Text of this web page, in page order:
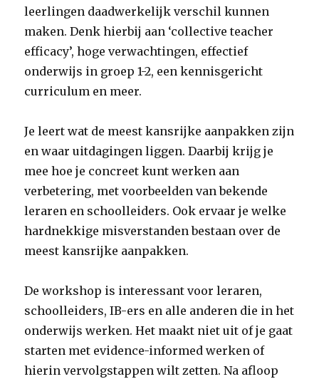
leerlingen daadwerkelijk verschil kunnen
maken. Denk hierbij aan ‘collective teacher
efficacy’, hoge verwachtingen, effectief
onderwijs in groep 1-2, een kennisgericht
curriculum en meer.
Je leert wat de meest kansrijke aanpakken zijn
en waar uitdagingen liggen. Daarbij krijg je
mee hoe je concreet kunt werken aan
verbetering, met voorbeelden van bekende
leraren en schoolleiders. Ook ervaar je welke
hardnekkige misverstanden bestaan over de
meest kansrijke aanpakken.
De workshop is interessant voor leraren,
schoolleiders, IB-ers en alle anderen die in het
onderwijs werken. Het maakt niet uit of je gaat
starten met evidence-informed werken of
hierin vervolgstappen wilt zetten. Na afloop